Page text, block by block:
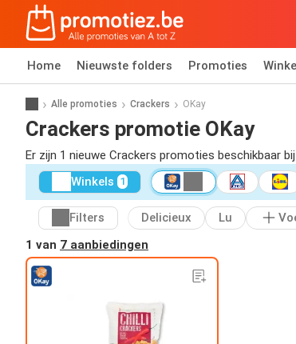
Home Nieuwste folders Promoties
Alle promoties Crackers OKay
Crackers promotie OKay
Er zijn 1 nieuwe Crackers promoties beschikbaar
Winkels 1
Filters Delicieux Lu
1 van 7 aanbiedingen